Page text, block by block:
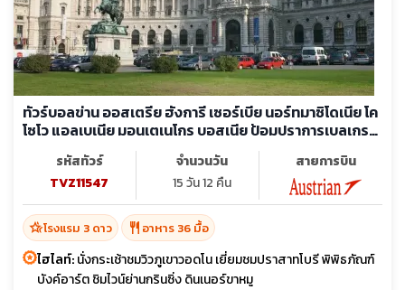
ทัวร์บอลข่าน ออสเตรีย ฮังการี เซอร์เบีย นอร์ทมาซิโดเนีย โค
โซโว แอลเบเนีย มอนเตเนโกร บอสเนีย ป้อมปราการเบลเกรด
พระราชวังโฮฟบวร์ค
รหัสทัวร์
TVZ11547
จำนวนวัน
15 วัน 12 คืน
สายการบิน
hotel_classโรงแรม 3 ดาว restaurant อาหาร 36 มื้อ
ไฮไลท์:นั่งกระเช้าชมวิวภูเขาวอดโน เยี่ยมชมปราสาทโบรี พิพิธภัณฑ์
บังค์อาร์ต ชิมไวน์ย่านกรินซิ่ง ดินเนอร์ขาหมู